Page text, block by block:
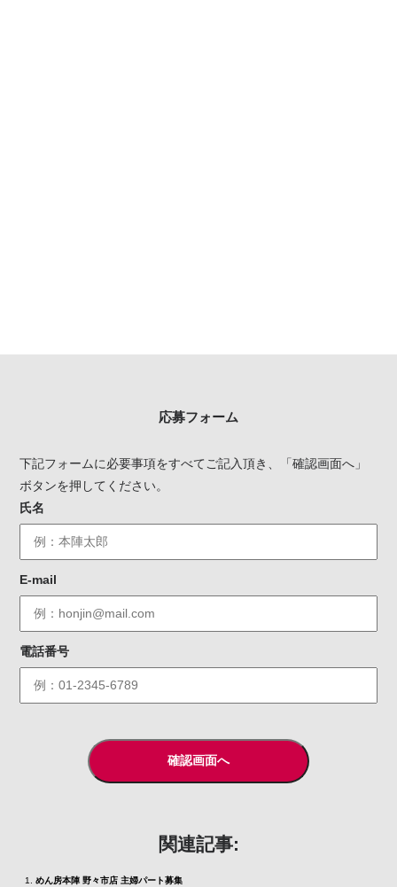
応募フォーム
下記フォームに必要事項をすべてご記入頂き、「確認画面へ」
ボタンを押してください。
氏名
E-mail
電話番号
関連記事:
めん房本陣 野々市店 主婦パート募集